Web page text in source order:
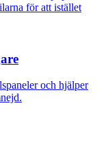
för att istället
och hjälper